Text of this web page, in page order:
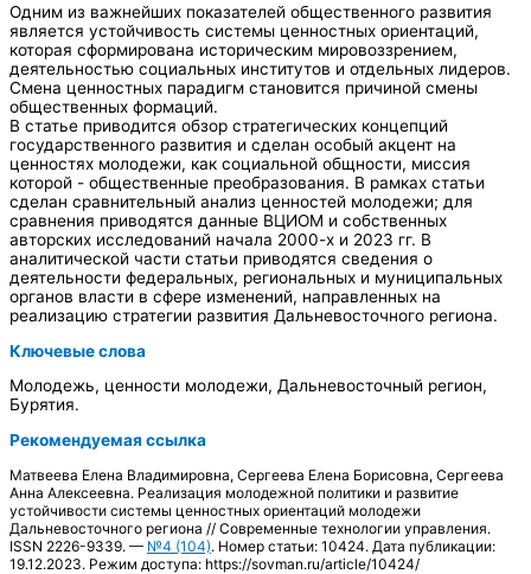
Одним из важнейших показателей общественного развития
является устойчивость системы ценностных ориентаций,
которая сформирована историческим мировоззрением,
деятельностью социальных институтов и отдельных лидеров.
Смена ценностных парадигм становится причиной смены
общественных формаций.
В статье приводится обзор стратегических концепций
государственного развития и сделан особый акцент на
ценностях молодежи, как социальной общности, миссия
которой - общественные преобразования. В рамках статьи
сделан сравнительный анализ ценностей молодежи; для
сравнения приводятся данные ВЦИОМ и собственных
авторских исследований начала 2000-х и 2023 гг. В
аналитической части статьи приводятся сведения о
деятельности федеральных, региональных и муниципальных
органов власти в сфере изменений, направленных на
реализацию стратегии развития Дальневосточного региона.
Ключевые слова
Молодежь, ценности молодежи, Дальневосточный регион,
Бурятия.
Рекомендуемая ссылка
Матвеева Елена Владимировна, Сергеева Елена Борисовна, Сергеева
Анна Алексеевна. Реализация молодежной политики и развитие
устойчивости системы ценностных ориентаций молодежи
Дальневосточного региона // Современные технологии управления.
ISSN 2226-9339. — №4 (104). Номер статьи: 10424. Дата публикации:
19.12.2023. Режим доступа: https://sovman.ru/article/10424/